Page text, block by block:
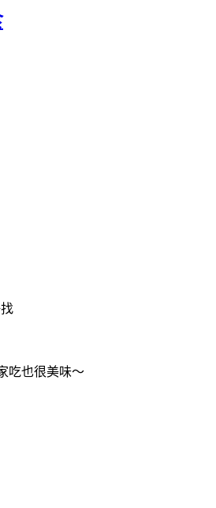
吃也很美味～